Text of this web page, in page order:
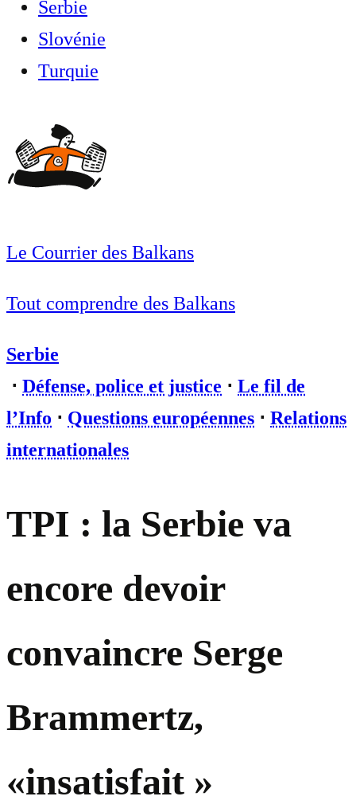
Serbie
Slovénie
Turquie
Le Courrier des Balkans
Tout comprendre des Balkans
Serbie
⋅ Défense, police et justice ⋅ Le fil de
l’Info ⋅ Questions européennes ⋅ Relations
internationales
TPI : la Serbie va
encore devoir
convaincre Serge
Brammertz,
«insatisfait »